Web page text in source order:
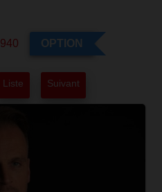
940 OPTION
Liste Suivant